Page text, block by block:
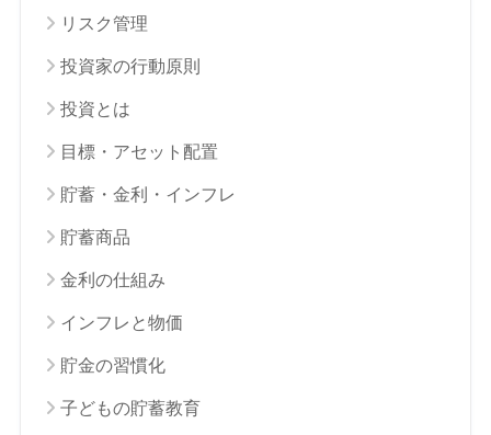
リスク管理
投資家の行動原則
投資とは
目標・アセット配置
貯蓄・金利・インフレ
貯蓄商品
金利の仕組み
インフレと物価
貯金の習慣化
子どもの貯蓄教育